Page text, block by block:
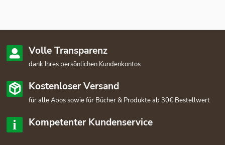
Volle Transparenz
dank Ihres persönlichen Kundenkontos
Kostenloser Versand
für alle Abos sowie für Bücher & Produkte ab 30€ Bestellwert
Kompetenter Kundenservice